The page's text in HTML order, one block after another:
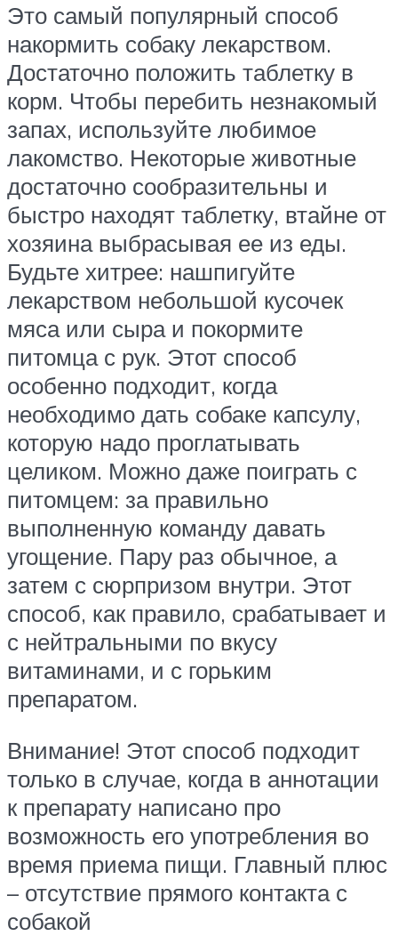
Это самый популярный способ
накормить собаку лекарством.
Достаточно положить таблетку в
корм. Чтобы перебить незнакомый
запах, используйте любимое
лакомство. Некоторые животные
достаточно сообразительны и
быстро находят таблетку, втайне от
хозяина выбрасывая ее из еды.
Будьте хитрее: нашпигуйте
лекарством небольшой кусочек
мяса или сыра и покормите
питомца с рук. Этот способ
особенно подходит, когда
необходимо дать собаке капсулу,
которую надо проглатывать
целиком. Можно даже поиграть с
питомцем: за правильно
выполненную команду давать
угощение. Пару раз обычное, а
затем с сюрпризом внутри. Этот
способ, как правило, срабатывает и
с нейтральными по вкусу
витаминами, и с горьким
препаратом.
Внимание! Этот способ подходит
только в случае, когда в аннотации
к препарату написано про
возможность его употребления во
время приема пищи. Главный плюс
– отсутствие прямого контакта с
собакой